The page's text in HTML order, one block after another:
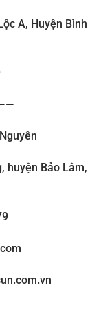
A, Huyện Bình
huyện Bảo Lâm,